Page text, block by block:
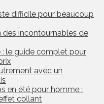
difficile pour beaucoup
des incontournables de
le guide complet pour
avec un
en été pour homme :
collant